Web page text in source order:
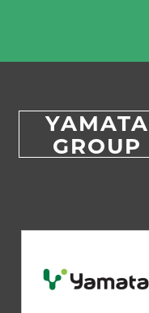
YAMATA
GROUP